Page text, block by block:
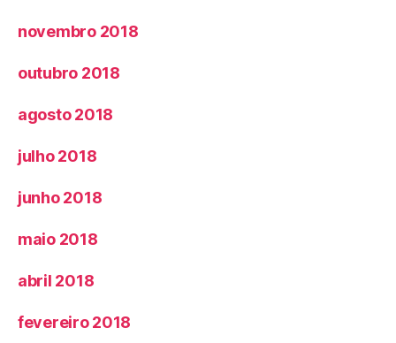
novembro 2018
outubro 2018
agosto 2018
julho 2018
junho 2018
maio 2018
abril 2018
fevereiro 2018